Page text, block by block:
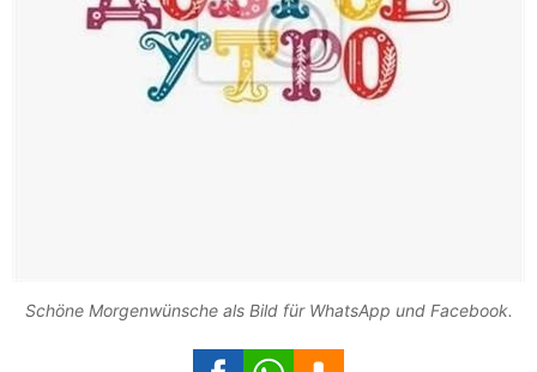
Schöne Morgenwünsche als Bild für WhatsApp und Facebook.